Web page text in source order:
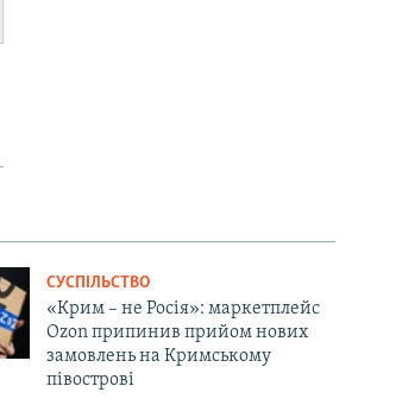
СУСПІЛЬСТВО
«Крим – не Росія»: маркетплейс
Ozon припинив прийом нових
замовлень на Кримському
півострові